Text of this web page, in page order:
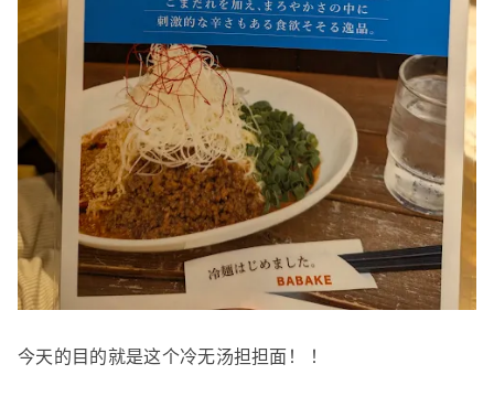
今天的目的就是这个冷无汤担担面！ ！